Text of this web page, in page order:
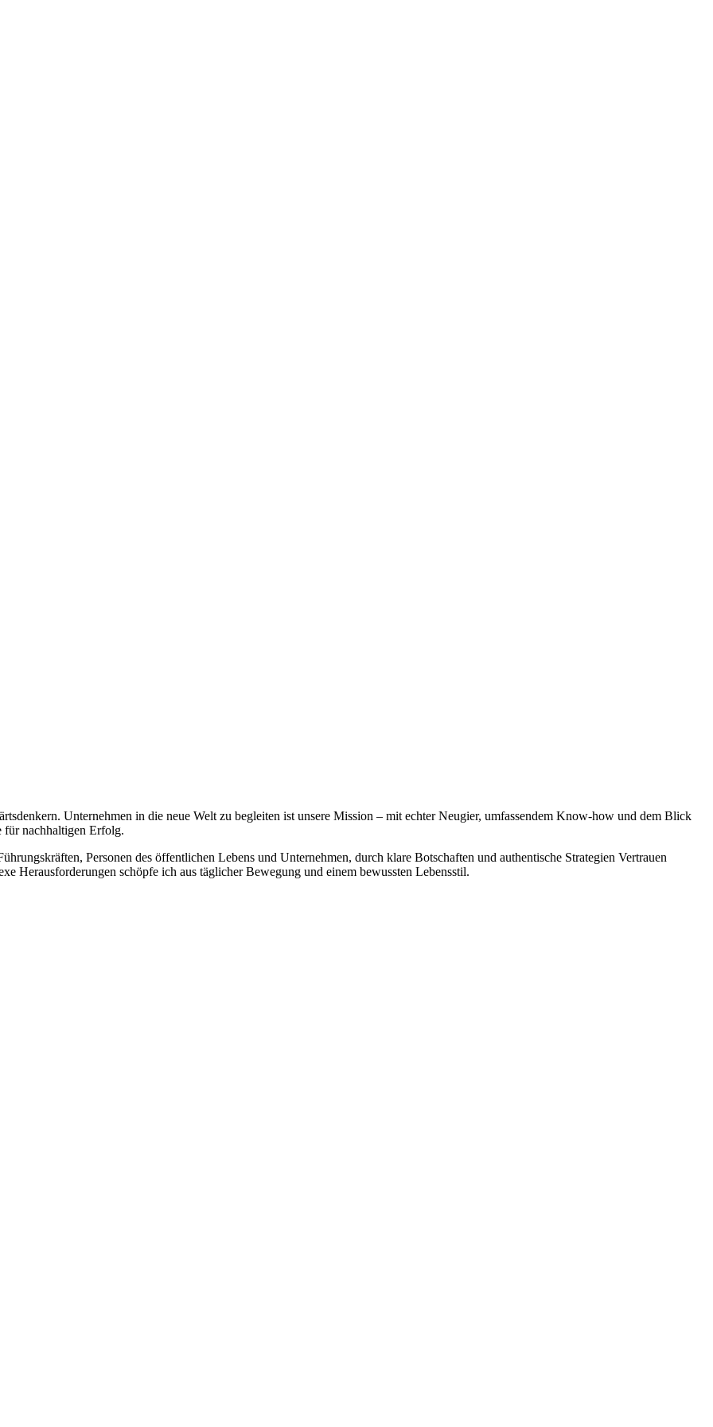
Unternehmen in die neue Welt zu begleiten ist unsere Mission – mit echter Neugier, umfassendem Know-how und dem Blick
für nachhaltigen Erfolg.
Personen des öffentlichen Lebens und Unternehmen, durch klare Botschaften und authentische Strategien Vertrauen
Herausforderungen schöpfe ich aus täglicher Bewegung und einem bewussten Lebensstil.